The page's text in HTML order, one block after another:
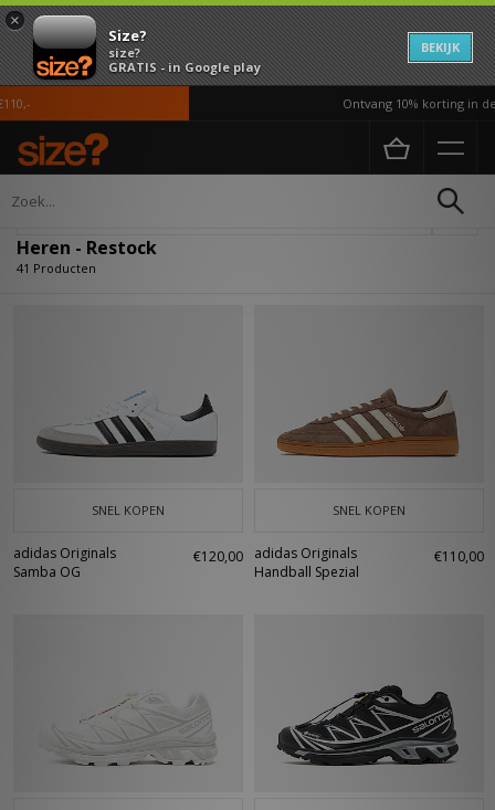
×
Size?
size?
GRATIS - in Google play
BEKIJK
Ontvang 10% korting in de APP*
Home Heren
Heren - Restock
41 Producten
SNEL KOPEN
adidas Originals
Samba OG
€120,00
SNEL KOPEN
adidas Originals
Handball Spezial
€110,00